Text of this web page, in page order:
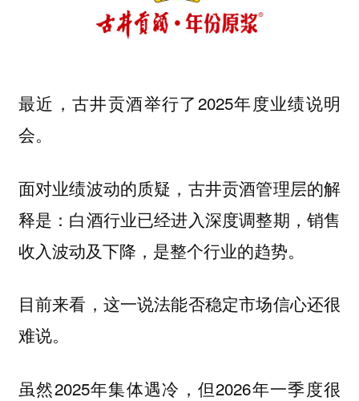
最近，古井贡酒举行了2025年度业绩说明
会。
面对业绩波动的质疑，古井贡酒管理层的解
释是：白酒行业已经进入深度调整期，销售
收入波动及下降，是整个行业的趋势。
目前来看，这一说法能否稳定市场信心还很
难说。
虽然2025年集体遇冷，但2026年一季度很